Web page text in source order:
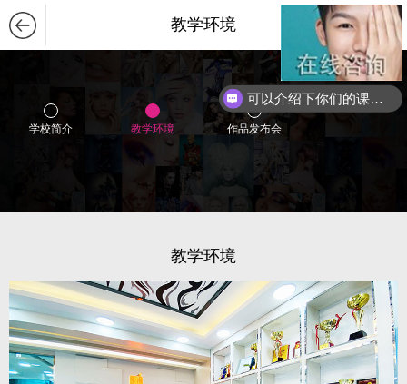
教学环境
学校简介 教学环境 作品发布会
教学环境
可以介绍下你们的课程么？